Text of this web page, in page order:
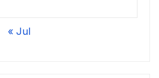
« Jul